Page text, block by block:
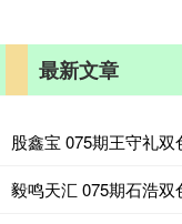
最新文章
股鑫宝 075期王守礼
毅鸣天汇 075期石浩